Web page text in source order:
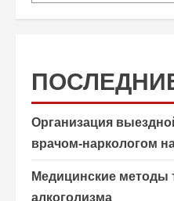
Организация
врачом-наркологом
Медицинские методы
алкоголизма